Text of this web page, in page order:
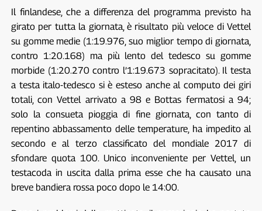
Il finlandese, che a differenza del programma previsto ha
girato per tutta la giornata, è risultato più veloce di Vettel
su gomme medie (1:19.976, suo miglior tempo di giornata,
contro 1:20.168) ma più lento del tedesco su gomme
morbide (1:20.270 contro l’1:19.673 sopracitato). Il testa
a testa italo-tedesco si è esteso anche al computo dei giri
totali, con Vettel arrivato a 98 e Bottas fermatosi a 94;
solo la consueta pioggia di fine giornata, con tanto di
repentino abbassamento delle temperature, ha impedito al
secondo e al terzo classificato del mondiale 2017 di
sfondare quota 100. Unico inconveniente per Vettel, un
testacoda in uscita dalla prima esse che ha causato una
breve bandiera rossa poco dopo le 14:00.